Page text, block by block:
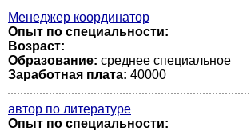
Менеджер координатор
Опыт по специальности:
Возраст:
Образование: среднее специальное
Заработная плата: 40000
автор по литературе
Опыт по специальности: